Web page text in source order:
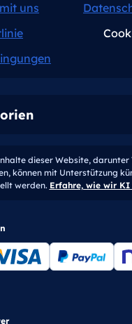
uns
dieser Website, darunter
können mit Unterstützung
werden. Erfahre, wie wir KI